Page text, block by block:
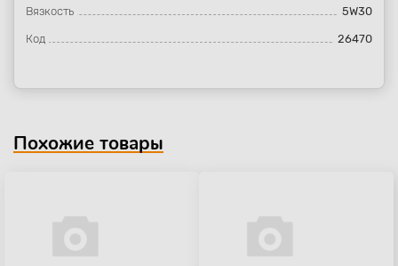
Вязкость 5W30
Код 26470
Похожие товары